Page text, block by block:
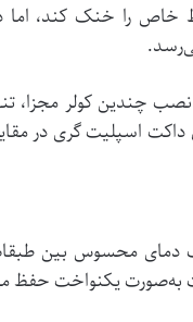
خاص را خنک کند، اما
چندین کولر مجزا،
داکت اسپلیت گری در
دمای محسوس بین
به‌صورت یکنواخت حفظ